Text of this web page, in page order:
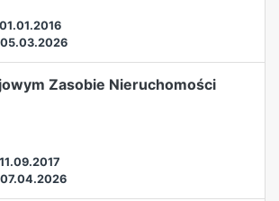
01.01.2016
05.03.2026
Zasobie Nieruchomości
11.09.2017
07.04.2026